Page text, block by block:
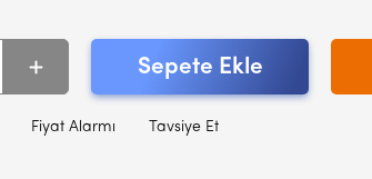
Sepete Ekle
Fiyat Alarmı Tavsiye Et